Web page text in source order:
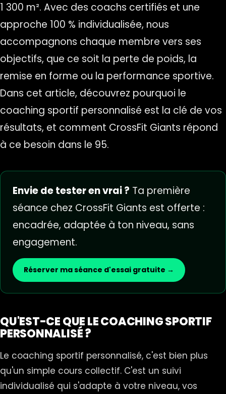
1 300 m². Avec des coachs certifiés et une
approche 100 % individualisée, nous
accompagnons chaque membre vers ses
objectifs, que ce soit la perte de poids, la
remise en forme ou la performance sportive.
Dans cet article, découvrez pourquoi le
coaching sportif personnalisé est la clé de vos
résultats, et comment CrossFit Giants répond
à ce besoin dans le 95.
Envie de tester en vrai ? Ta première
séance chez CrossFit Giants est offerte :
encadrée, adaptée à ton niveau, sans
engagement.
Réserver ma séance d'essai gratuite →
QU'EST-CE QUE LE COACHING SPORTIF
PERSONNALISÉ ?
Le coaching sportif personnalisé, c'est bien plus
qu'un simple cours collectif. C'est un suivi
individualisé qui s'adapte à votre niveau, vos